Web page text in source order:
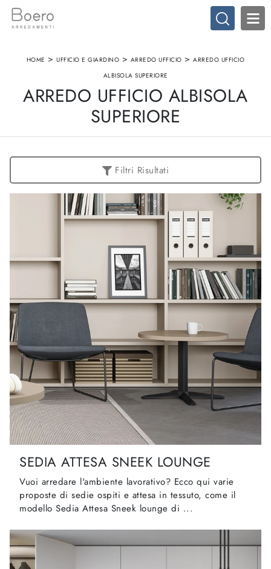
HOME >UFFICIO E GIARDINO > ARREDO UFFICIO >ARREDO UFFICIO
ALBISOLA SUPERIORE
ARREDO UFFICIO ALBISOLA
SUPERIORE
Filtri Risultati
SEDIA ATTESA SNEEK LOUNGE
Vuoi arredare l'ambiente lavorativo? Ecco qui varie
proposte di sedie ospiti e attesa in tessuto, come il
modello Sedia Attesa Sneek lounge di ...